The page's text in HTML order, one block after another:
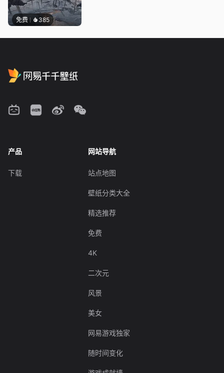
免费 385
产品
下载
网站导航
站点地图
壁纸分类大全
精选推荐
免费
4K
二次元
风景
美女
网易游戏独家
随时间变化